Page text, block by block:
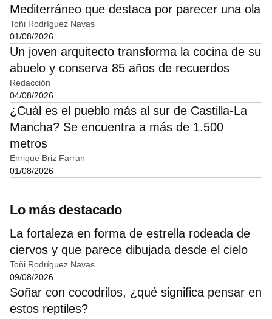
Mediterráneo que destaca por parecer una ola
Toñi Rodríguez Navas
01/08/2026
Un joven arquitecto transforma la cocina de su
abuelo y conserva 85 años de recuerdos
Redacción
04/08/2026
¿Cuál es el pueblo más al sur de Castilla-La
Mancha? Se encuentra a más de 1.500
metros
Enrique Briz Farran
01/08/2026
Lo más destacado
La fortaleza en forma de estrella rodeada de
ciervos y que parece dibujada desde el cielo
Toñi Rodríguez Navas
09/08/2026
Soñar con cocodrilos, ¿qué significa pensar en
estos reptiles?